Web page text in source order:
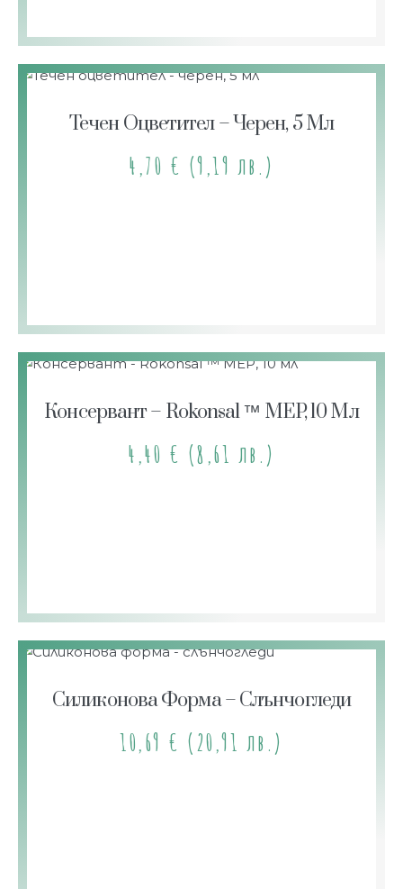
Течен Оцветител – Черен, 5 Мл
4,70 € (9,19 лв.)
Консервант – Rokonsal ™ MEP, 10 Мл
4,40 € (8,61 лв.)
Силиконова Форма – Слънчогледи
10,69 € (20,91 лв.)